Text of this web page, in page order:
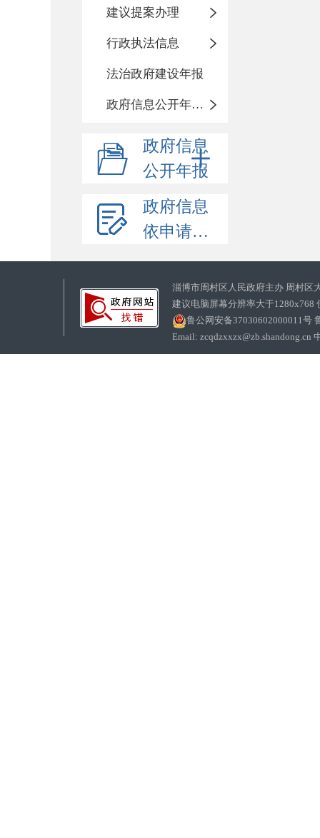
建议提案办理
行政执法信息
法治政府建设年报
政府信息公开年度报告
政府信息
公开年报
政府信息
依申请公开
淄博市周村区人民政府主办 周村区
建议电脑屏幕分辨率大于1280x768
鲁公网安备37030602000011号
Email: zcqdzxxzx@zb.shandong.cn